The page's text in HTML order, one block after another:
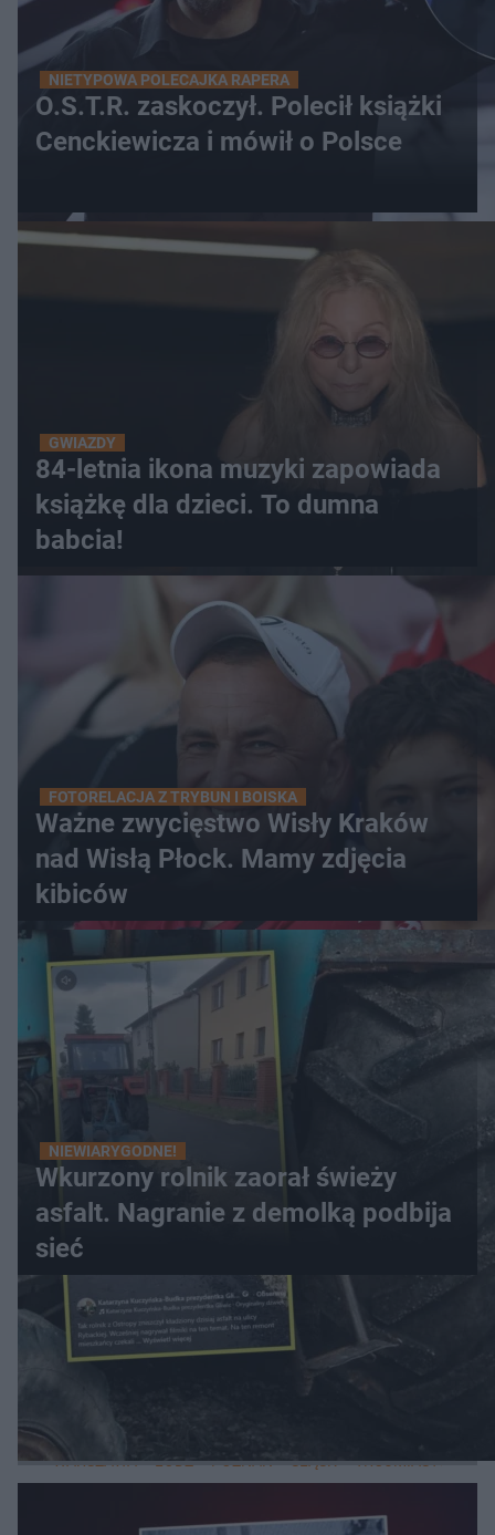
NIETYPOWA POLECAJKA RAPERA
O.S.T.R. zaskoczył. Polecił książki
Cenckiewicza i mówił o Polsce
GWIAZDY
84-letnia ikona muzyki zapowiada
książkę dla dzieci. To dumna
babcia!
FOTORELACJA Z TRYBUN I BOISKA
Ważne zwycięstwo Wisły Kraków
nad Wisłą Płock. Mamy zdjęcia
kibiców
NIEWIARYGODNE!
Wkurzony rolnik zaorał świeży
asfalt. Nagranie z demolką podbija
sieć
WIĘCEJ
LOKALNE
WARSZAWA ŁÓDŹ POZNAŃ ŚLĄSK TRÓJMIASTO